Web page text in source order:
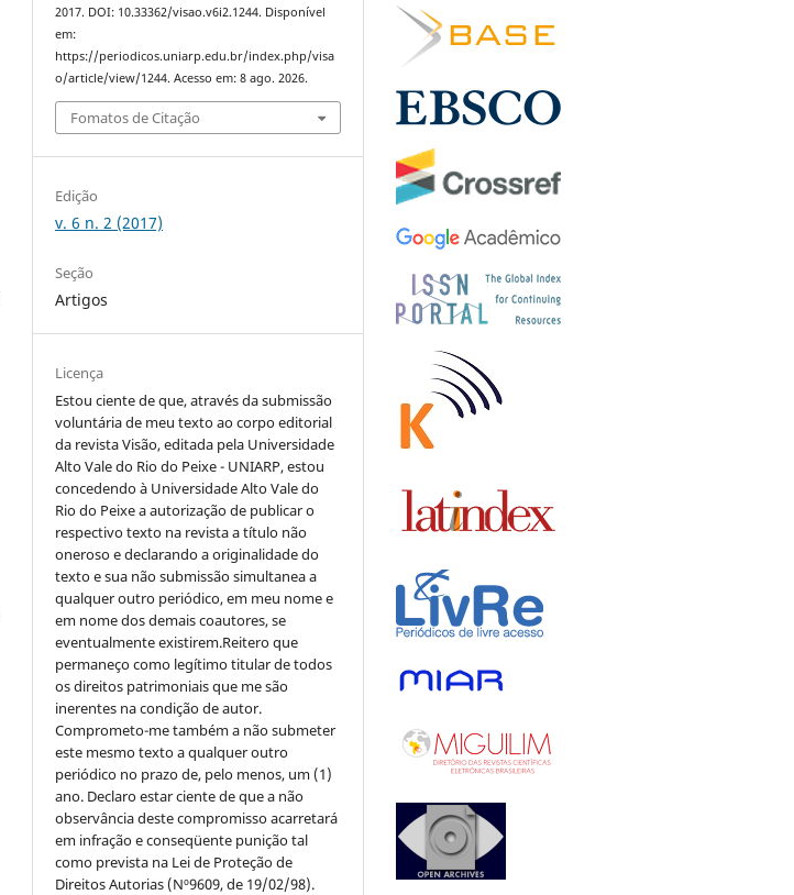
2017. DOI: 10.33362/visao.v6i2.1244. Disponível
em:
https://periodicos.uniarp.edu.br/index.php/visa
o/article/view/1244. Acesso em: 8 ago. 2026.
Fomatos de Citação
Edição
v. 6 n. 2 (2017)
Seção
Artigos
Licença
Estou ciente de que, através da submissão
voluntária de meu texto ao corpo editorial
da revista Visão, editada pela Universidade
Alto Vale do Rio do Peixe - UNIARP, estou
concedendo à Universidade Alto Vale do
Rio do Peixe a autorização de publicar o
respectivo texto na revista a título não
oneroso e declarando a originalidade do
texto e sua não submissão simultanea a
qualquer outro periódico, em meu nome e
em nome dos demais coautores, se
eventualmente existirem.Reitero que
permaneço como legítimo titular de todos
os direitos patrimoniais que me são
inerentes na condição de autor.
Comprometo-me também a não submeter
este mesmo texto a qualquer outro
periódico no prazo de, pelo menos, um (1)
ano. Declaro estar ciente de que a não
observância deste compromisso acarretará
em infração e conseqüente punição tal
como prevista na Lei de Proteção de
Direitos Autorias (Nº9609, de 19/02/98).